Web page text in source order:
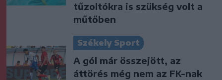
tűzoltókra is szükség volt a
műtőben
Székely Sport
A gól már összejött, az
áttörés még nem az FK-nak